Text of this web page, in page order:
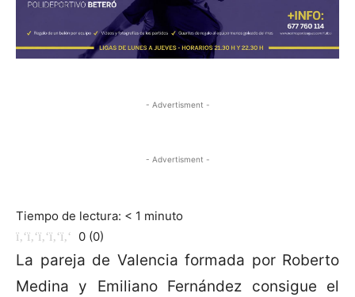
- Advertisment -
- Advertisment -
Tiempo de lectura: < 1 minuto
0 (0)
La pareja de Valencia formada por Roberto
Medina y Emiliano Fernández consigue el